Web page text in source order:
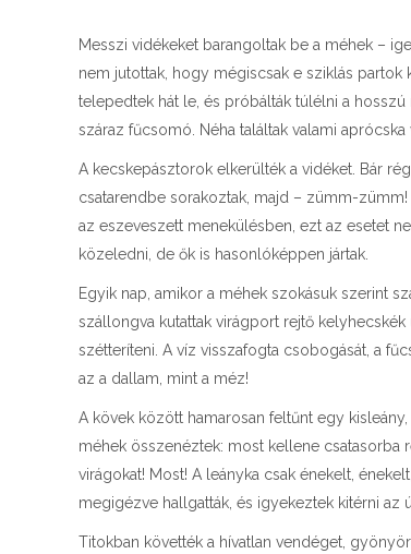
Messzi vidékeket barangoltak be a méhek –
nem jutottak, hogy mégiscsak e sziklás
telepedtek hát le, és próbálták túlélni a
száraz fűcsomó. Néha találtak valami
A kecskepásztorok elkerülték a vidéket. Bár
csatarendbe sorakoztak, majd – zümm-
az eszeveszett menekülésben, ezt az esetet
közeledni, de ők is hasonlóképpen jártak.
Egyik nap, amikor a méhek szokásuk szerint
szállongva kutattak virágport rejtő
szétteríteni. A víz visszafogta csobogását, a
az a dallam, mint a méz!
A kövek között hamarosan feltűnt egy
méhek összenéztek: most kellene csatasorba
virágokat! Most! A leányka csak énekelt,
megigézve hallgatták, és igyekeztek kitérni az
Titokban követték a hívatlan vendéget,